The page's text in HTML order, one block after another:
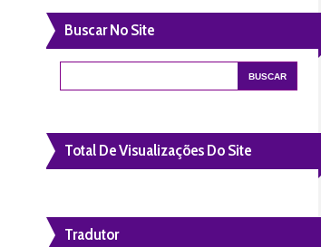
Buscar No Site
Total De Visualizações Do Site
Tradutor